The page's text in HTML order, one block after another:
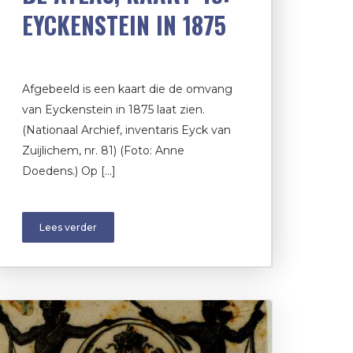
EYCKENSTEIN IN 1875
Afgebeeld is een kaart die de omvang
van Eyckenstein in 1875 laat zien.
(Nationaal Archief, inventaris Eyck van
Zuijlichem, nr. 81) (Foto: Anne
Doedens.) Op […]
Lees verder